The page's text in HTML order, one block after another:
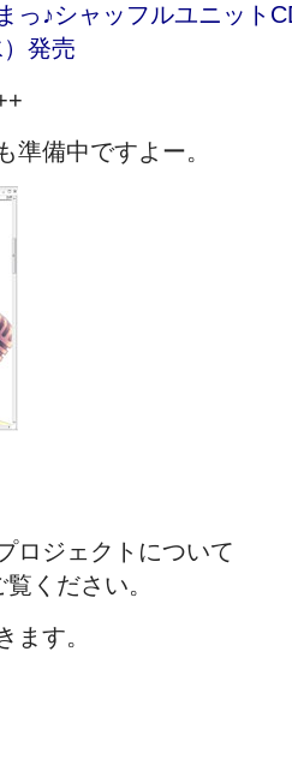
っ♪シャッフルユニット
発売
準備中ですよー。
ロジェクトについて
ください。
ます。